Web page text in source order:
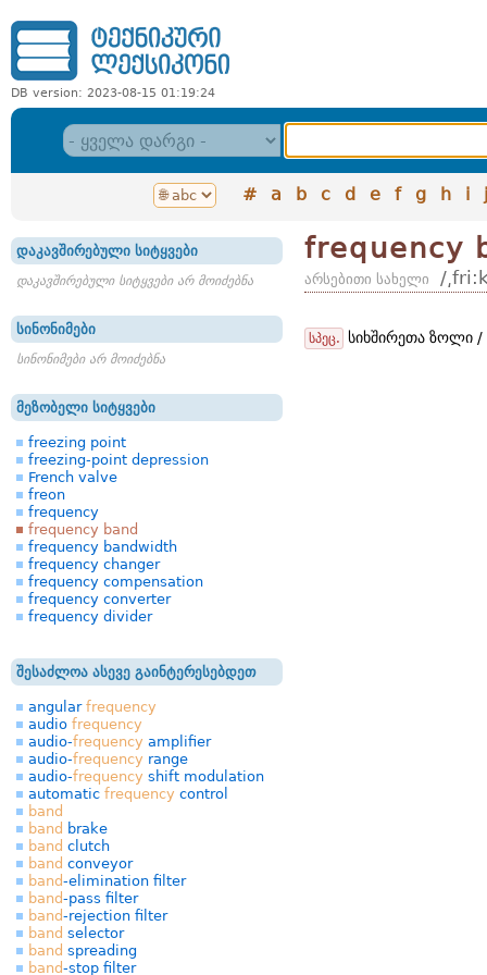
DB version: 2023-08-15 01:19:24
# a b c d e f g h i j
დაკავშირებული სიტყვები
დაკავშირებული სიტყვები არ მოიძებნა
სინონიმები
სინონიმები არ მოიძებნა
მეზობელი სიტყვები
freezing point
freezing-point depression
French valve
freon
frequency
frequency band
frequency bandwidth
frequency changer
frequency compensation
frequency converter
frequency divider
შესაძლოა ასევე გაინტერესებდეთ
angular frequency
audio frequency
audio-frequency amplifier
audio-frequency range
audio-frequency shift modulation
automatic frequency control
band
band brake
band clutch
band conveyor
band-elimination filter
band-pass filter
band-rejection filter
band selector
band spreading
band-stop filter
frequency
არსებითი სახელი /
სპეც. სიხშირეთა ზოლი /